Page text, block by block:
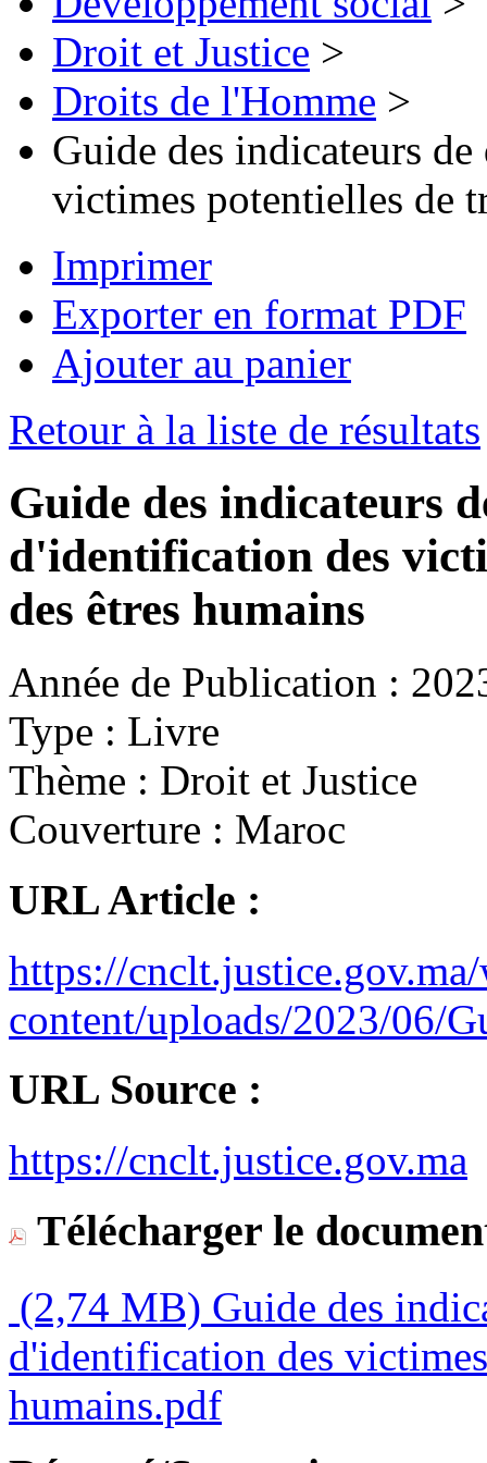
Droit et Justice >
Droits de l'Homme >
Guide des indicateurs
victimes potentielles de
Imprimer
Exporter en format PDF
Ajouter au panier
Retour à la liste de résultats
Guide des indicateurs
d'identification des
des êtres humains
Année de Publication :
Type : Livre
Thème : Droit et Justice
Couverture : Maroc
URL Article :
https://
content/uploads/2023/06/
URL Source :
https://cnclt.justice.gov.ma
Télécharger le
(2,74 MB) Guide des
d'identification des
humains.pdf